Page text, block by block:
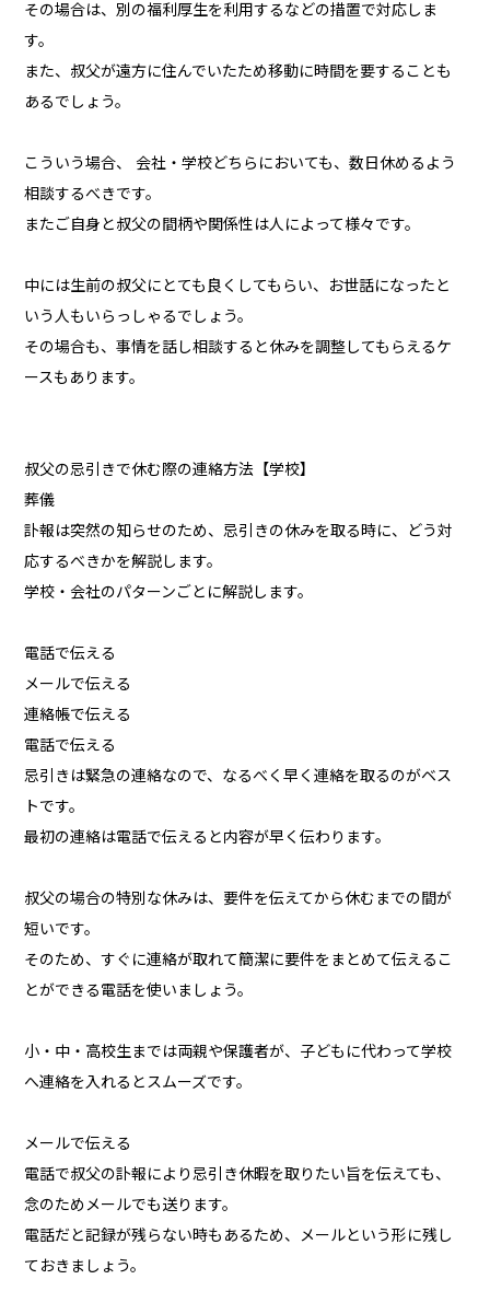
その場合は、別の福利厚生を利用するなどの措置で対応しま
す。
また、叔父が遠方に住んでいたため移動に時間を要することも
あるでしょう。
こういう場合、 会社・学校どちらにおいても、数日休めるよう
相談するべきです。
またご自身と叔父の間柄や関係性は人によって様々です。
中には生前の叔父にとても良くしてもらい、お世話になったと
いう人もいらっしゃるでしょう。
その場合も、事情を話し相談すると休みを調整してもらえるケ
ースもあります。
叔父の忌引きで休む際の連絡方法【学校】
葬儀
訃報は突然の知らせのため、忌引きの休みを取る時に、どう対
応するべきかを解説します。
学校・会社のパターンごとに解説します。
電話で伝える
メールで伝える
連絡帳で伝える
電話で伝える
忌引きは緊急の連絡なので、なるべく早く連絡を取るのがベス
トです。
最初の連絡は電話で伝えると内容が早く伝わります。
叔父の場合の特別な休みは、要件を伝えてから休むまでの間が
短いです。
そのため、すぐに連絡が取れて簡潔に要件をまとめて伝えるこ
とができる電話を使いましょう。
小・中・高校生までは両親や保護者が、子どもに代わって学校
へ連絡を入れるとスムーズです。
メールで伝える
電話で叔父の訃報により忌引き休暇を取りたい旨を伝えても、
念のためメールでも送ります。
電話だと記録が残らない時もあるため、メールという形に残し
ておきましょう。